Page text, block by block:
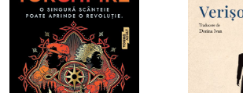
Giganticul Hopa-top — Julia Donaldson
Un personaj neobișnuit pornește într-o
surprize. Povestea ritmată este ușor de
distractivă pentru cititul cu voce tare.